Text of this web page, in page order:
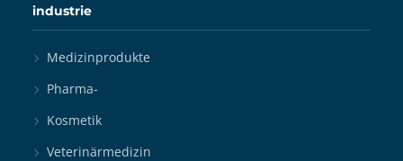
industrie
Medizinprodukte
Pharma-
Kosmetik
Veterinärmedizin